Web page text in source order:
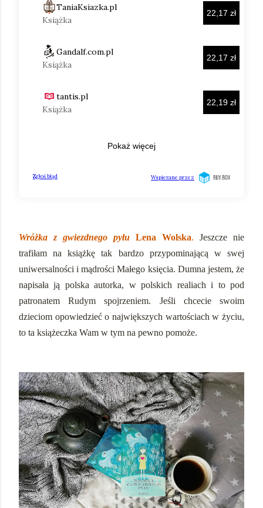
Wróżka z gwiezdnego pyłu Lena Wolska. Jeszcze nie
trafiłam na książkę tak bardzo przypominającą w swej
uniwersalności i mądrości Małego księcia. Dumna jestem, że
napisała ją polska autorka, w polskich realiach i to pod
patronatem Rudym spojrzeniem. Jeśli chcecie swoim
dzieciom opowiedzieć o największych wartościach w życiu,
to ta książeczka Wam w tym na pewno pomoże.